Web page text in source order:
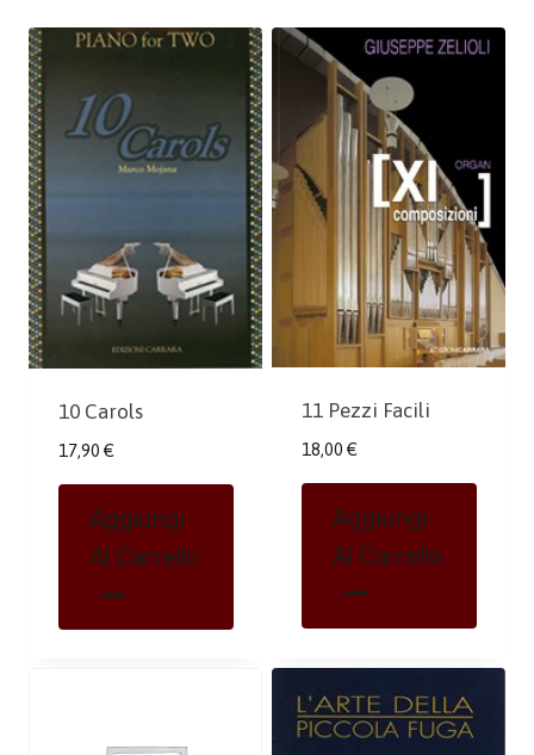
10 Carols
17,90 €
Aggiungi
Al Carrello
11 Pezzi Facili
18,00 €
Aggiungi
Al Carrello